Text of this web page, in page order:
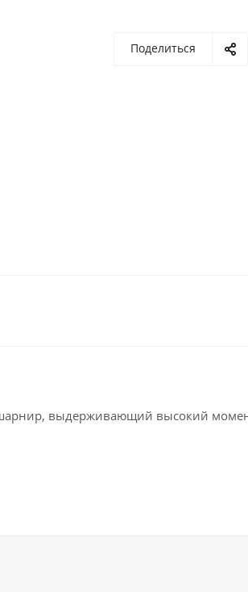
Поделиться
выдерживающий высокий